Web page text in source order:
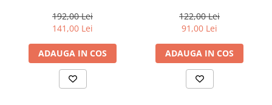
192,00 Lei
141,00 Lei
ADAUGA IN COS
122,00 Lei
91,00 Lei
ADAUGA IN COS